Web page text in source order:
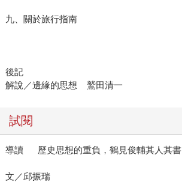
九、關於旅行指南
後記
解說／邊緣的思想 鷲田清一
試閱
導讀 歷史思想的重負，鶴見俊輔其人其書
文／邱振瑞